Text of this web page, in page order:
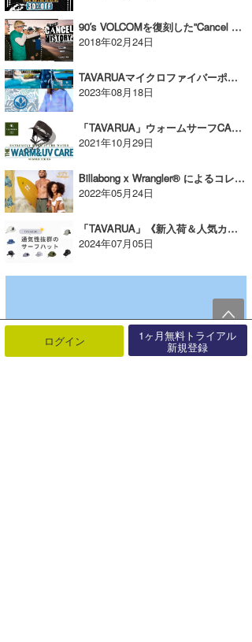
90′s VOLCOMを復刻した”Cancel History” Springコレクションをリリース【AD】
2018年02月24日
TAVARUAマイクロファイバーポンチョUPF50＋【AD】
2023年08月18日
「TAVARUA」ウォームサーフCAP【AD】
2021年10月29日
Billabong x Wrangler® によるコレクション第3弾がリリース【AD】
2022年05月24日
「TAVARUA」《新入荷＆人気カラーが再入荷！》通気性抜群のサーフハット【AD】
2024年07月05日
ログイン 1ヶ月無料トライアル
新規登録